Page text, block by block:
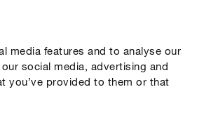
media features and to analyse our
social media, advertising and
you’ve provided to them or that
Společnost